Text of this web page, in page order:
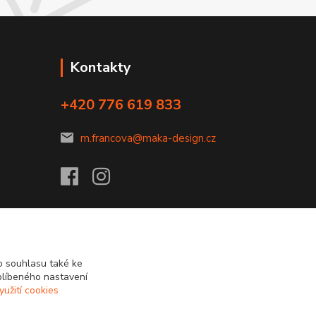
Kontakty
+420 776 619 833
m.francova@maka-design.cz
souhlasu také ke
nastavení
cookies